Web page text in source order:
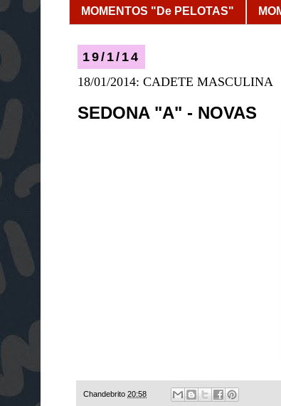
MOMENTOS "De PELOTAS"
19/1/14
18/01/2014: CADETE MASCULINA
SEDONA "A" - NOVAS
Chandebrito 20:58